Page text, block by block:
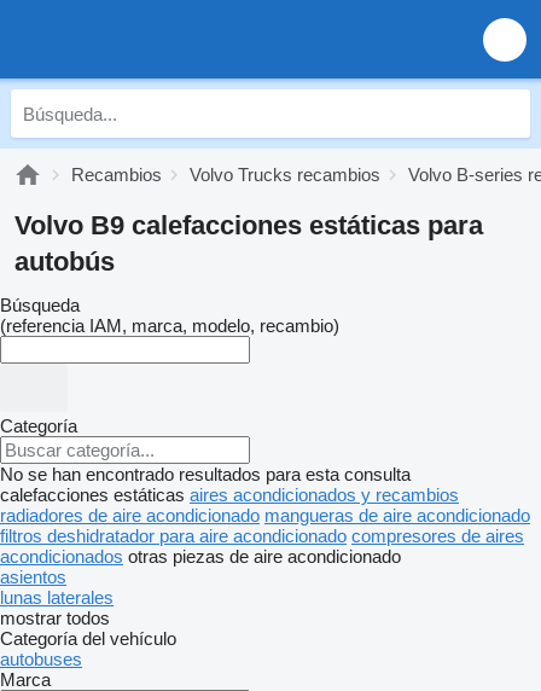
Recambios Volvo Trucks recambios Volvo B-series
Volvo B9 calefacciones estáticas para
autobús
Búsqueda
(referencia IAM, marca, modelo, recambio)
Categoría
No se han encontrado resultados para esta consulta
calefacciones estáticas aires acondicionados y recambios
radiadores de aire acondicionado mangueras de aire acondicionado
filtros deshidratador para aire acondicionado compresores de aires
acondicionados otras piezas de aire acondicionado
asientos
lunas laterales
mostrar todos
Categoría del vehículo
autobuses
Marca